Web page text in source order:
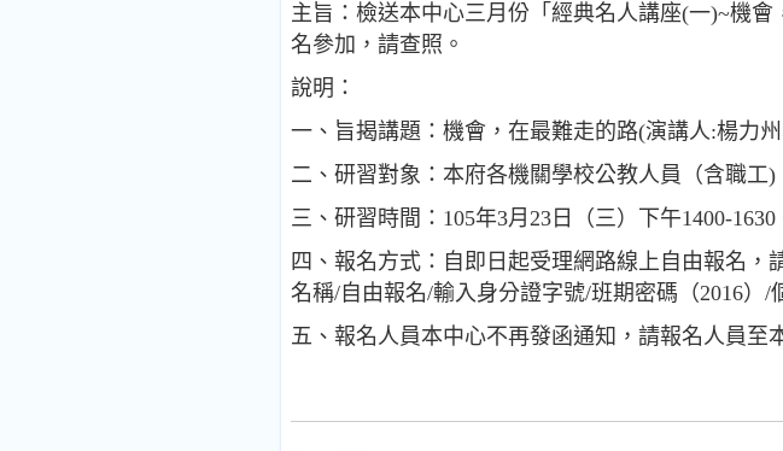
主旨：檢送本中心三月份「經典名人講座(一)~機
名參加，請查照。
說明：
一、旨揭講題：機會，在最難走的路(演講人:楊力州
二、研習對象：本府各機關學校公教人員（含職工)
三、研習時間：105年3月23日（三）下午1400-1630
四、報名方式：自即日起受理網路線上自由報名，
名稱/自由報名/輸入身分證字號/班期密碼（2016）/
五、報名人員本中心不再發函通知，請報名人員至